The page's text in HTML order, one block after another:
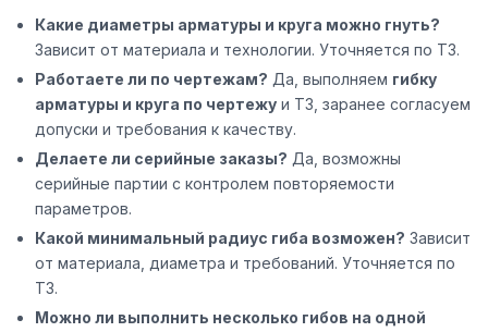
Какие диаметры арматуры и круга можно гнуть?
Зависит от материала и технологии. Уточняется по ТЗ.
Работаете ли по чертежам? Да, выполняем гибку
арматуры и круга по чертежу и ТЗ, заранее согласуем
допуски и требования к качеству.
Делаете ли серийные заказы? Да, возможны
серийные партии с контролем повторяемости
параметров.
Какой минимальный радиус гиба возможен? Зависит
от материала, диаметра и требований. Уточняется по
ТЗ.
Можно ли выполнить несколько гибов на одной